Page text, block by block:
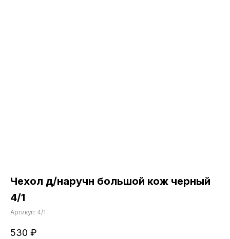
Чехол д/наручн большой кож черный
4/1
Артикул: 4/1
530 ₽